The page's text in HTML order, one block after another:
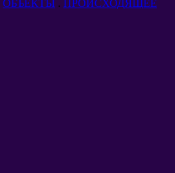
ОБЪЕКТЫ . ПРОИСХОДЯЩЕЕ